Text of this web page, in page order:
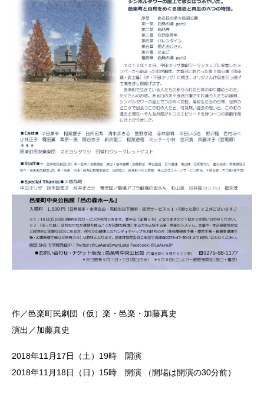
作／邑楽町民劇団（仮）楽・邑楽・加藤真史
演出／加藤真史
2018年11月17日（土）19時 開演
2018年11月18日（日）15時 開演 （開場は開演の30分前）